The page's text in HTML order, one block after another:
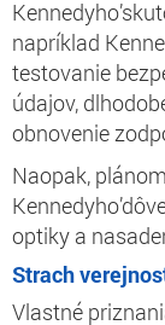
napríklad
testovanie
údajov,
obnovenie
Naopak,
optiky a
Strach
Vlastné